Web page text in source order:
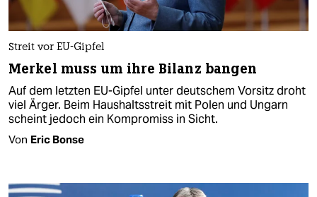
Streit vor EU-Gipfel
Merkel muss um ihre Bilanz bangen
Auf dem letzten EU-Gipfel unter deutschem Vorsitz droht
viel Ärger. Beim Haushaltsstreit mit Polen und Ungarn
scheint jedoch ein Kompromiss in Sicht.
Von Eric Bonse